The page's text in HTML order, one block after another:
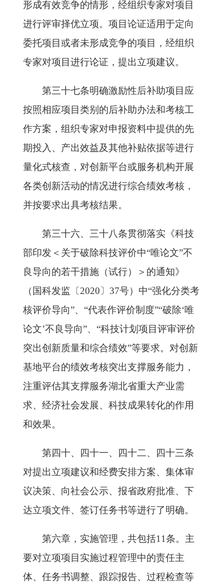
形成有效竞争的情形，经组织专家对项目
进行评审择优立项。项目论证适用于定向
委托项目或者未形成竞争的项目，经组织
专家对项目进行论证，提出立项建议。
第三十七条明确激励性后补助项目应
按照相应项目类别的后补助办法和考核工
作方案，组织专家对申报资料中提供的先
期投入、产出效益及其他补贴依据等进行
量化式核查，对创新平台或服务机构开展
各类创新活动的情况进行综合绩效考核，
并按要求出具考核结果。
第三十六、三十八条贯彻落实《科技
部印发＜关于破除科技评价中“唯论文”不
良导向的若干措施（试行）＞的通知》
（国科发监〔2020〕37号）中“强化分类考
核评价导向”、“代表作评价制度”“破除‘唯
论文’不良导向”、“科技计划项目评审评价
突出创新质量和综合绩效”等要求。对创新
基地平台的绩效考核突出支撑服务能力，
注重评估其支撑服务湖北省重大产业需
求、经济社会发展、科技成果转化的作用
和效果。
第四十、四十一、四十二、四十三条
对提出立项建议和经费安排方案、集体审
议决策、向社会公示、报省政府批准、下
达立项文件、签订任务书等进行了明确。
第六章，实施管理，共包括11条。主
要对立项项目实施过程管理中的责任主
体、任务书调整、跟踪报告、过程检查等